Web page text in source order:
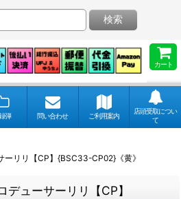
カート
検索
弾 問い合わせ ご利用案内
店頭受取につい
て
ーリリ【CP】{BSC33-CP02}《黄》
デューサーリリ【CP】